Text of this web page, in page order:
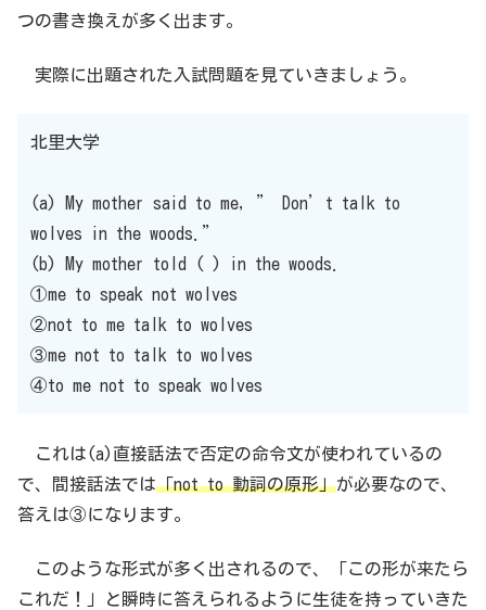
つの書き換えが多く出ます。
実際に出題された入試問題を見ていきましょう。
北里大学
(a) My mother said to me, ” Don’t talk to
wolves in the woods.”
(b) My mother told ( ) in the woods.
①me to speak not wolves
②not to me talk to wolves
③me not to talk to wolves
④to me not to speak wolves
これは(a)直接話法で否定の命令文が使われているの
で、間接話法では「not to 動詞の原形」が必要なので、
答えは③になります。
このような形式が多く出されるので、「この形が来たら
これだ！」と瞬時に答えられるように生徒を持っていきた